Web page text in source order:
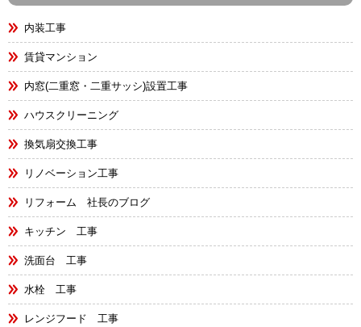
内装工事
賃貸マンション
内窓(二重窓・二重サッシ)設置工事
ハウスクリーニング
換気扇交換工事
リノベーション工事
リフォーム 社長のブログ
キッチン 工事
洗面台 工事
水栓 工事
レンジフード 工事